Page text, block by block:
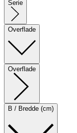
Serie
Overflade
Overflade
B / Bredde (cm)